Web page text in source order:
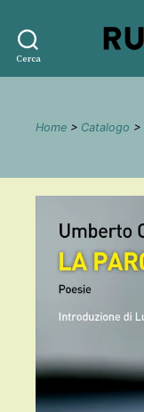
Cerca
Home > Catalogo >